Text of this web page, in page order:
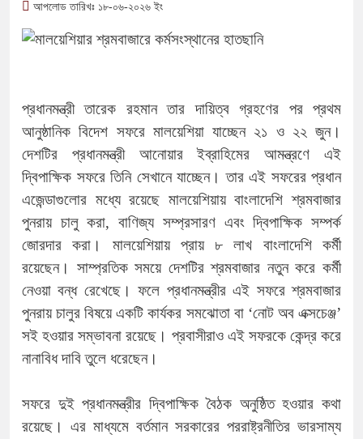
আপলোড তারিখঃ ১৮-০৬-২০২৬ ইং
প্রধানমন্ত্রী তারেক রহমান তার দায়িত্ব গ্রহণের পর প্রথম
আনুষ্ঠানিক বিদেশ সফরে মালয়েশিয়া যাচ্ছেন ২১ ও ২২ জুন।
দেশটির প্রধানমন্ত্রী আনোয়ার ইব্রাহিমের আমন্ত্রণে এই
দ্বিপাক্ষিক সফরে তিনি সেখানে যাচ্ছেন। তার এই সফরের প্রধান
এজেন্ডাগুলোর মধ্যে রয়েছে মালয়েশিয়ায় বাংলাদেশি শ্রমবাজার
পুনরায় চালু করা, বাণিজ্য সম্প্রসারণ এবং দ্বিপাক্ষিক সম্পর্ক
জোরদার করা। মালয়েশিয়ায় প্রায় ৮ লাখ বাংলাদেশি কর্মী
রয়েছেন। সাম্প্রতিক সময়ে দেশটির শ্রমবাজার নতুন করে কর্মী
নেওয়া বন্ধ রেখেছে। ফলে প্রধানমন্ত্রীর এই সফরে শ্রমবাজার
পুনরায় চালুর বিষয়ে একটি কার্যকর সমঝোতা বা ‘নোট অব এক্সচেঞ্জ’
সই হওয়ার সম্ভাবনা রয়েছে। প্রবাসীরাও এই সফরকে কেন্দ্র করে
নানাবিধ দাবি তুলে ধরেছেন।
সফরে দুই প্রধানমন্ত্রীর দ্বিপাক্ষিক বৈঠক অনুষ্ঠিত হওয়ার কথা
রয়েছে। এর মাধ্যমে বর্তমান সরকারের পররাষ্ট্রনীতির ভারসাম্য